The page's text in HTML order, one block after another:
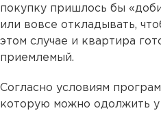
покупку пришлось бы
или вовсе откладывать,
этом случае и квартира
приемлемый.
Согласно условиям
которую можно одолжить у